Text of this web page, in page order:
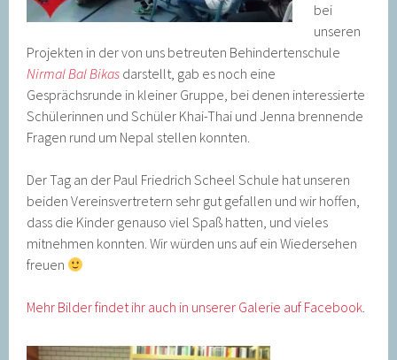
bei
unseren
Projekten in der von uns betreuten Behindertenschule
Nirmal Bal Bikas darstellt, gab es noch eine
Gesprächsrunde in kleiner Gruppe, bei denen interessierte
Schülerinnen und Schüler Khai-Thai und Jenna brennende
Fragen rund um Nepal stellen konnten.
Der Tag an der Paul Friedrich Scheel Schule hat unseren
beiden Vereinsvertretern sehr gut gefallen und wir hoffen,
dass die Kinder genauso viel Spaß hatten, und vieles
mitnehmen konnten. Wir würden uns auf ein Wiedersehen
freuen
Mehr Bilder findet ihr auch in unserer Galerie auf Facebook.